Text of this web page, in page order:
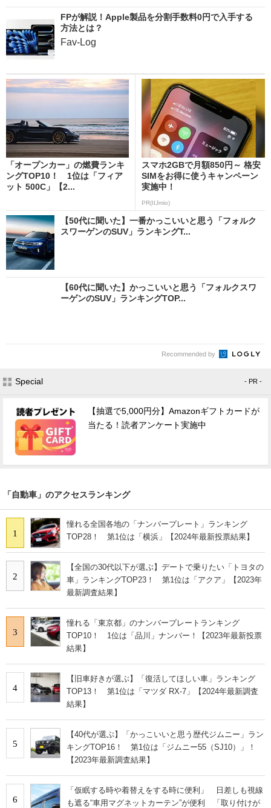
FPが解説！Apple製品を分割手数料0円で入手する
方法とは？
Fav-Log
「オープンカー」の燃費ランキ
ングTOP10！ 1位は「フィア
ット 500C」【2...
スマホ2GBで月額850円～ 格安
SIMをお得に使うキャンペーン
実施中！
PR(IIJmio)
【50代に聞いた】一番かっこいいと思う「フォルク
スワーゲンのSUV」ランキングT...
【60代に聞いた】かっこいいと思う「フォルクスワ
ーゲンのSUV」ランキングTOP...
Recommended by
Special - PR -
【抽選で5,000円分】Amazonギフトカードが
当たる！読者アンケート実施中
「自動車」のアクセスランキング
1
憧れる全国各地の「ナンバープレート」ランキング
TOP28！ 第1位は「横浜」【2024年最新投票結果】
2
【全国の30代以下が選ぶ】デートで乗りたい「トヨタの
車」ランキングTOP23！ 第1位は「アクア」【2023年
最新調査結果】
3
憧れる「東京都」のナンバープレートランキング
TOP10！ 1位は「品川」ナンバー！【2023年最新投票
結果】
4
【旧車好きが選ぶ】「復活してほしい車」ランキング
TOP13！ 第1位は「マツダ RX-7」【2024年最新調査
結果】
5
【40代が選ぶ】「かっこいいと思う歴代ジムニー」ラン
キングTOP16！ 第1位は「ジムニー55（SJ10）」！
【2023年最新調査結果】
6
「仮眠する時や着替えをする時に便利」 日差しも視線
も遮る“車用マグネットカーテン”が便利 「取り付けが